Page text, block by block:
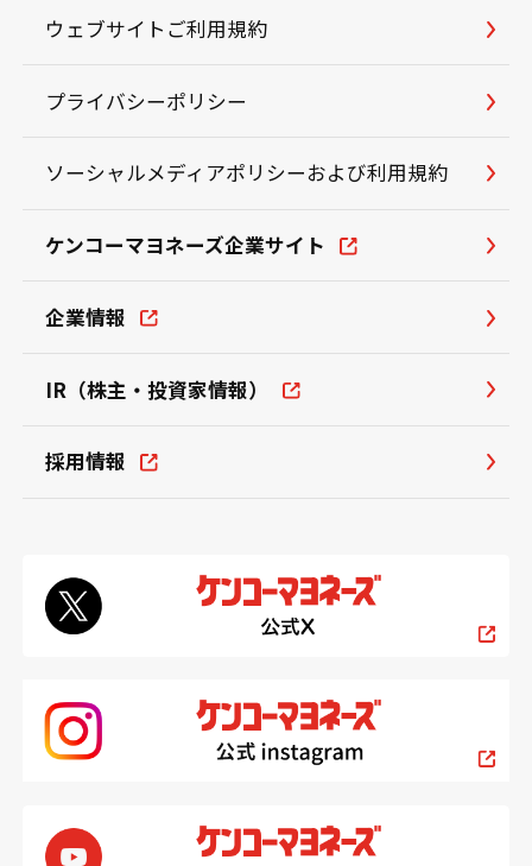
ウェブサイトご利用規約
プライバシーポリシー
ソーシャルメディアポリシーおよび利用規約
ケンコーマヨネーズ企業サイト
企業情報
IR（株主・投資家情報）
採用情報